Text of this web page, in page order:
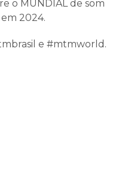
o MUNDIAL de som
2024.
e #mtmworld.